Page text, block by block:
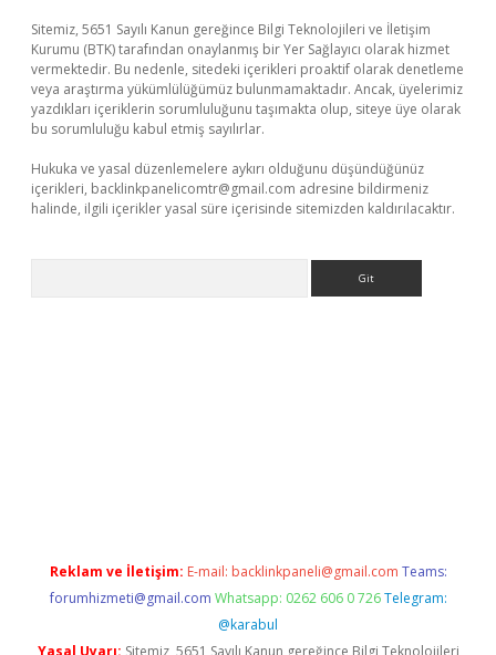
Sitemiz, 5651 Sayılı Kanun gereğince Bilgi Teknolojileri ve İletişim
Kurumu (BTK) tarafından onaylanmış bir Yer Sağlayıcı olarak hizmet
vermektedir. Bu nedenle, sitedeki içerikleri proaktif olarak denetleme
veya araştırma yükümlülüğümüz bulunmamaktadır. Ancak, üyelerimiz
yazdıkları içeriklerin sorumluluğunu taşımakta olup, siteye üye olarak
bu sorumluluğu kabul etmiş sayılırlar.
Hukuka ve yasal düzenlemelere aykırı olduğunu düşündüğünüz
içerikleri, backlinkpanelicomtr@gmail.com adresine bildirmeniz
halinde, ilgili içerikler yasal süre içerisinde sitemizden kaldırılacaktır.
Reklam ve İletişim: E-mail: backlinkpaneli@gmail.com Teams:
forumhizmeti@gmail.com Whatsapp: 0262 606 0 726 Telegram:
@karabul
Yasal Uyarı: Sitemiz, 5651 Sayılı Kanun gereğince Bilgi Teknolojileri